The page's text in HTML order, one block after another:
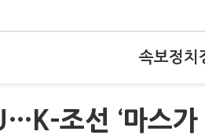
속보정치
조선 ‘마스